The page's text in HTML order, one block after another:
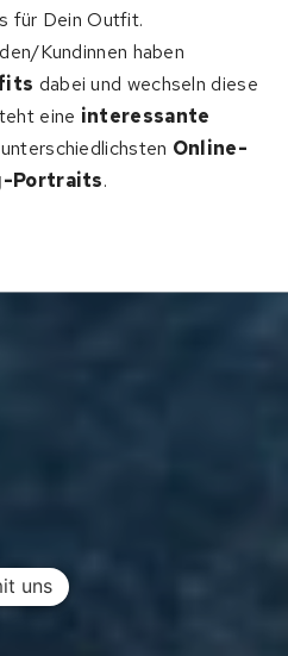
für Dein Outfit.
Kundinnen haben
dabei und wechseln diese
eine interessante
Online-
Portraits.
uns